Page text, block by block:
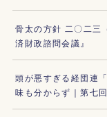
骨太の方針 二〇二三
済財政諮問会議』
頭が悪すぎる経団連
味も分からず｜第七